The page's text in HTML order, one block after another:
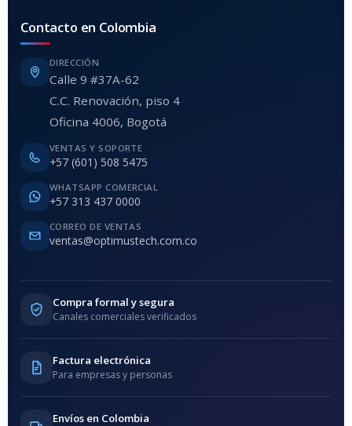
Contacto en Colombia
DIRECCIÓN
Calle 9 #37A-62
C.C. Renovación, piso 4
Oficina 4006, Bogotá
VENTAS Y SOPORTE
+57 (601) 508 5475
WHATSAPP COMERCIAL
+57 313 437 0000
CORREO DE VENTAS
ventas@optimustech.com.co
Compra formal y segura
Canales comerciales verificados
Factura electrónica
Para empresas y personas
Envíos en Colombia